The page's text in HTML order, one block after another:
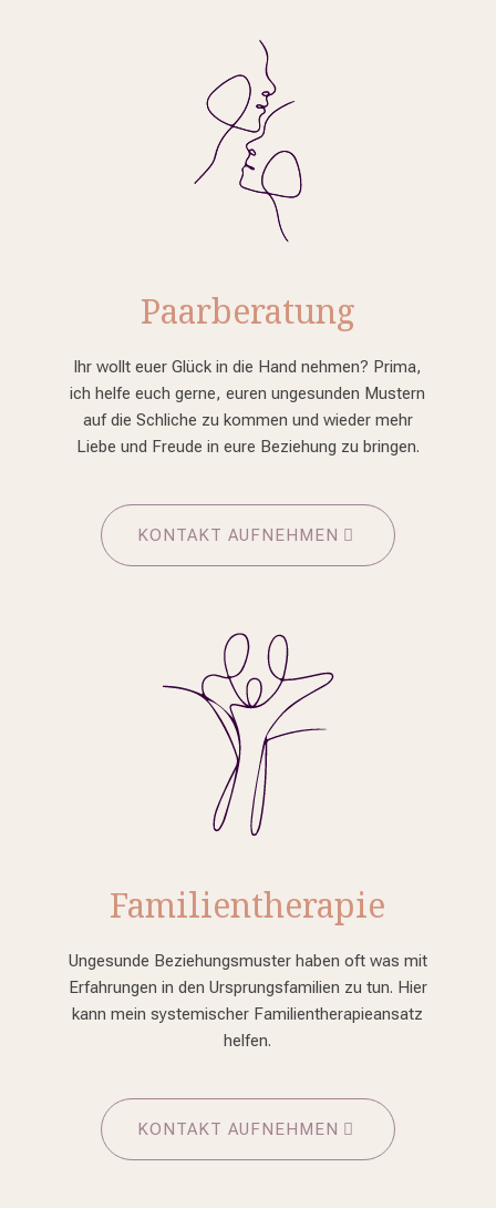
Paarberatung
Ihr wollt euer Glück in die Hand nehmen? Prima,
ich helfe euch gerne, euren ungesunden Mustern
auf die Schliche zu kommen und wieder mehr
Liebe und Freude in eure Beziehung zu bringen.
KONTAKT AUFNEHMEN
Familientherapie
Ungesunde Beziehungsmuster haben oft was mit
Erfahrungen in den Ursprungsfamilien zu tun. Hier
kann mein systemischer Familientherapieansatz
helfen.
KONTAKT AUFNEHMEN